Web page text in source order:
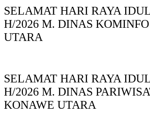
SELAMAT HARI RAYA
H/2026 M. DINAS
UTARA
SELAMAT HARI RAYA
H/2026 M. DINAS
KONAWE UTARA